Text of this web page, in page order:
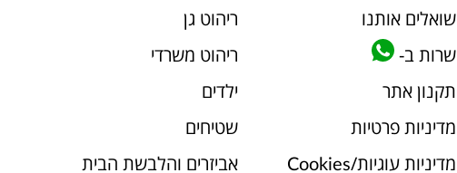
שואלים אותנו
שרות ב-
תקנון אתר
מדיניות פרטיות
מדיניות עוגיות/Cookies
ריהוט גן
ריהוט משרדי
ילדים
שטיחים
אביזרים והלבשת הבית